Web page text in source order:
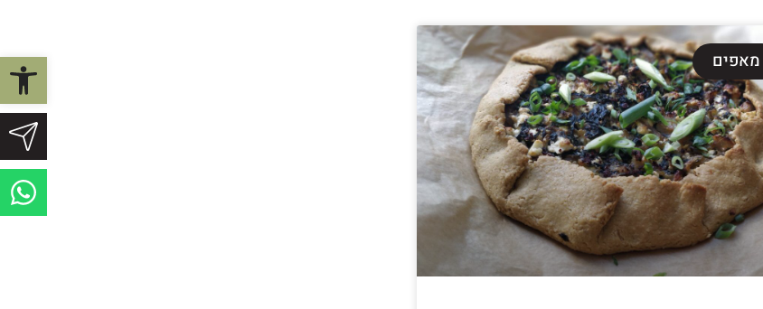
פתח מאפים